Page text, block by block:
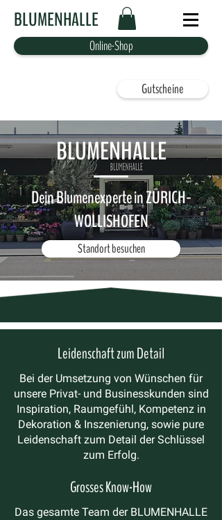
BLUMENHALLE
Online-Shop
Gutscheine
BLUMENHALLE
Dein Blumenexperte in ZÜRICH-
WOLLISHOFEN
Standort besuchen
Leidenschaft zum Detail
Bei der Umsetzung von Wünschen für
unsere Privat- und Businesskunden sind
Inspiration, Raumgefühl, Kompetenz in
Dekoration & Inszenierung, sowie pure
Leidenschaft zum Detail der Schlüssel
zum Erfolg.
Grosses Know-How
Das gesamte Team der BLUMENHALLE